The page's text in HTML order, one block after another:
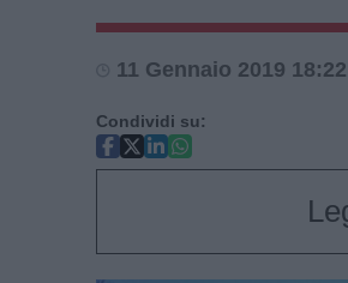
11 Gennaio 2019 18:22
Condividi su: